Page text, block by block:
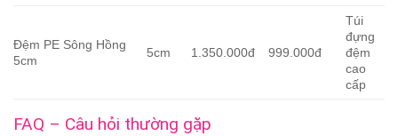
Đệm PE Sông Hồng
5cm
5cm 1.350.000đ 999.000đ
Túi
đựng
đệm
cao
cấp
FAQ – Câu hỏi thường gặp